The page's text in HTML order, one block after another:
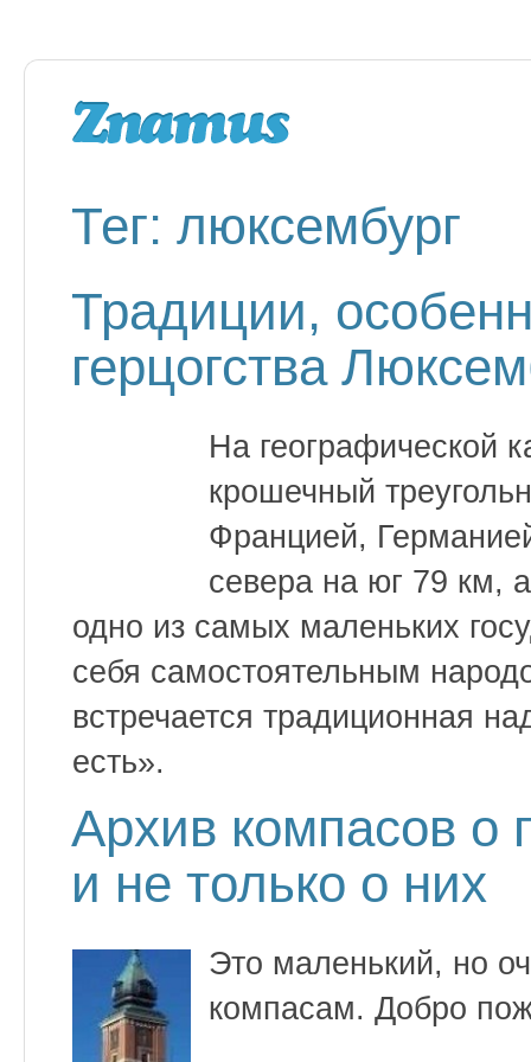
Тег: люксембург
Традиции,
герцогства
На географической
крошечный
Францией,
севера на юг 79 км,
одно из самых маленьких
себя самостоятельным
встречается традиционная
есть».
Архив компасов о
и не только о них
Это маленький, но
компасам. Добро